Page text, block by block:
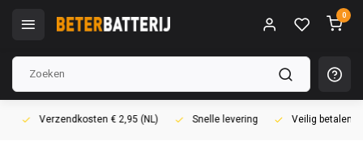
0
Verzendkosten € 2,95 (NL) Snelle levering Veilig betalen